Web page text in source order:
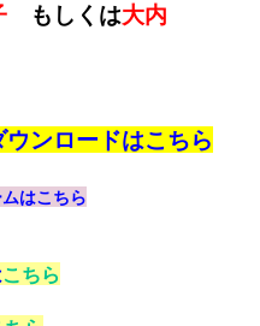
もしくは大内
ンロードはこちら
はこちら
こちら